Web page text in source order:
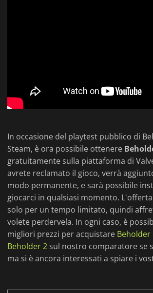
In occasione del playtest pubblico di
Steam, è ora possibile ottenere
gratuitamente sulla piattaforma di
avrete reclamato il gioco, verrà
modo permanente, e sarà possibile
giocarci in qualsiasi momento.
solo per un tempo limitato, quindi
volete perdervela. In ogni caso, è
migliori prezzi per acquistare Beholder
Beholder 2 sul nostro comparatore se
ma si è ancora interessati a spiare i